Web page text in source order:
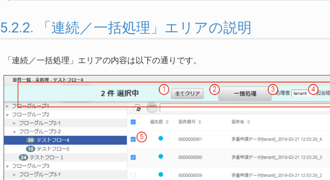
5.2.2. 「連続／一括処理」エリアの説明
「連続／一括処理」エリアの内容は以下の通りです。